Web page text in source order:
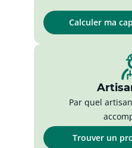
Calculer ma
Par quel
Trouver un